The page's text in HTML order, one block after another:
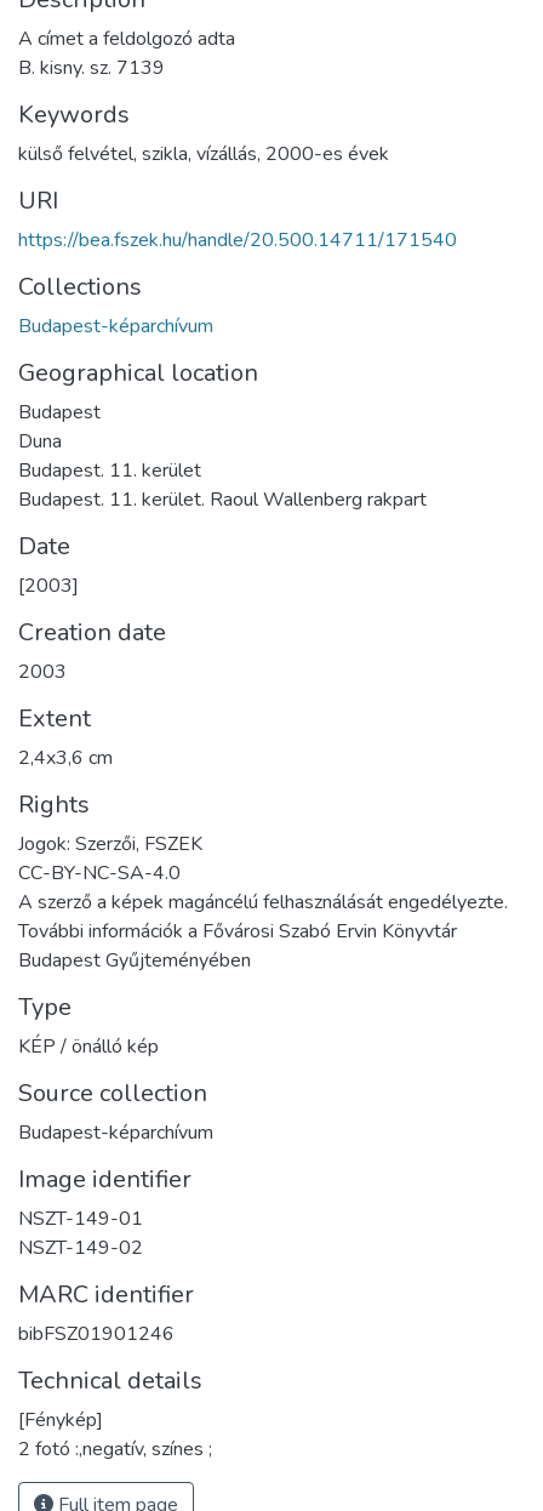
A címet a feldolgozó adta
B. kisny. sz. 7139
Keywords
külső felvétel, szikla, vízállás, 2000-es évek
URI
https://bea.fszek.hu/handle/20.500.14711/171540
Collections
Budapest-képarchívum
Geographical location
Budapest
Duna
Budapest. 11. kerület
Budapest. 11. kerület. Raoul Wallenberg rakpart
Date
[2003]
Creation date
2003
Extent
2,4x3,6 cm
Rights
Jogok: Szerzői, FSZEK
CC-BY-NC-SA-4.0
A szerző a képek magáncélú felhasználását engedélyezte.
További információk a Fővárosi Szabó Ervin Könyvtár
Budapest Gyűjteményében
Type
KÉP / önálló kép
Source collection
Budapest-képarchívum
Image identifier
NSZT-149-01
NSZT-149-02
MARC identifier
bibFSZ01901246
Technical details
[Fénykép]
2 fotó :,negatív, színes ;
Full item page